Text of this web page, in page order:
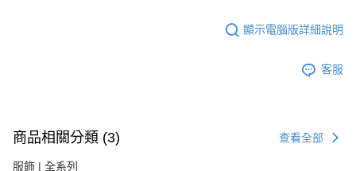
顯示電腦版詳細說明
客服
商品相關分類 (3) 查看全部
服飾 | 全系列